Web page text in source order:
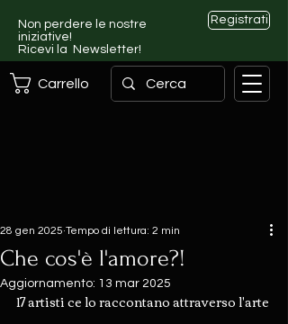
Non perdere le nostre
iniziative!
Ricevi la Newsletter!
Registrati
Carrello
Che cos'è l'amore?!
28 gen 2025 Tempo di lettura: 2 min
Aggiornamento: 13 mar 2025
17 artisti ce lo raccontano attraverso l'arte